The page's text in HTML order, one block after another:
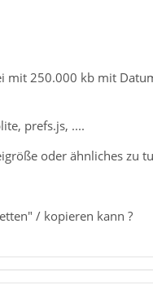
mit 250.000 kb mit
prefs.js, ....
oder ähnliches zu
/ kopieren kann ?